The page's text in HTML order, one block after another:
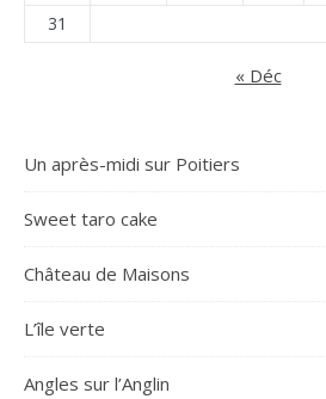
31
« Déc
Un après-midi sur Poitiers
Sweet taro cake
Château de Maisons
L’île verte
Angles sur l’Anglin